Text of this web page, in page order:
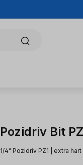
Pozidriv Bit
1/4" Pozidriv PZ1 | extra